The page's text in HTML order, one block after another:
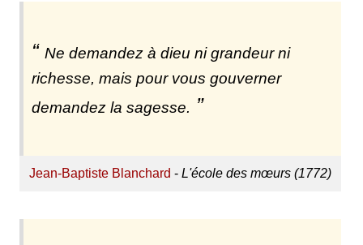
Ne demandez à dieu ni grandeur ni
richesse, mais pour vous gouverner
demandez la sagesse.
Jean-Baptiste Blanchard - L'école des mœurs (1772)